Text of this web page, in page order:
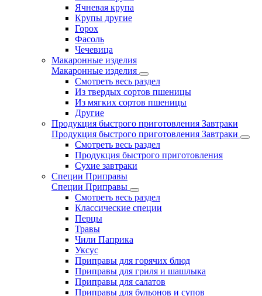
Ячневая крупа
Крупы другие
Горох
Фасоль
Чечевица
Макаронные изделия
Макаронные изделия
Смотреть весь раздел
Из твердых сортов пшеницы
Из мягких сортов пшеницы
Другие
Продукция быстрого приготовления Завтраки
Продукция быстрого приготовления Завтраки
Смотреть весь раздел
Продукция быстрого приготовления
Сухие завтраки
Специи Приправы
Специи Приправы
Смотреть весь раздел
Классические специи
Перцы
Травы
Чили Паприка
Уксус
Приправы для горячих блюд
Приправы для гриля и шашлыка
Приправы для салатов
Приправы для бульонов и супов